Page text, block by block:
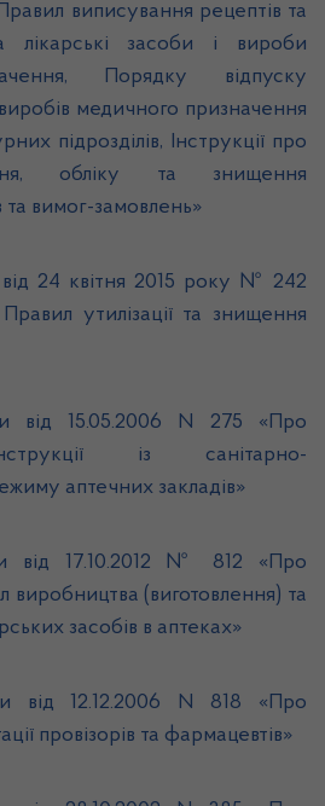
виписування рецептів та
лікарські засоби і вироби
Порядку відпуску
виробів медичного призначення
підрозділів, Інструкції про
обліку та знищення
вимог-замовлень»
24 квітня 2015 року № 242
утилізації та знищення
від 15.05.2006 N 275 «Про
із санітарно-
аптечних закладів»
від 17.10.2012 № 812 «Про
виробництва (виготовлення) та
засобів в аптеках»
від 12.12.2006 N 818 «Про
провізорів та фармацевтів»